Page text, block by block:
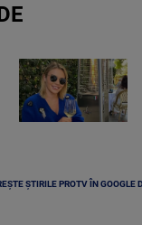
ȘTIRILE PROTV ÎN GOOGLE